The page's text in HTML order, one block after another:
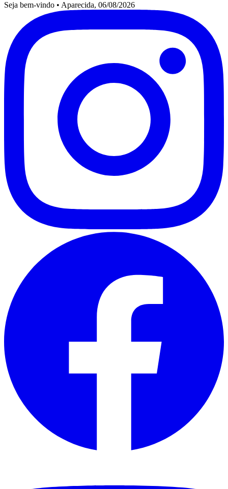
Seja bem-vindo • Aparecida, 06/08/2026